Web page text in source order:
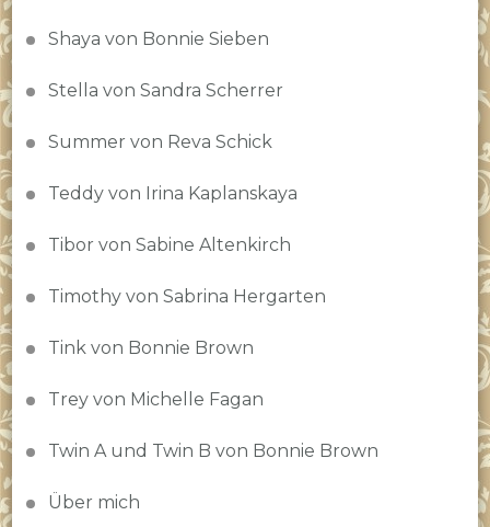
Shaya von Bonnie Sieben
Stella von Sandra Scherrer
Summer von Reva Schick
Teddy von Irina Kaplanskaya
Tibor von Sabine Altenkirch
Timothy von Sabrina Hergarten
Tink von Bonnie Brown
Trey von Michelle Fagan
Twin A und Twin B von Bonnie Brown
Über mich